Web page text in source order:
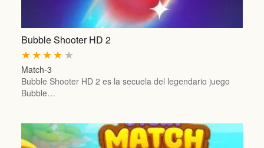
Bubble Shooter HD 2
★
★
★
★
★
Match-3
Bubble Shooter HD 2 es la secuela del legendario juego
Bubble…